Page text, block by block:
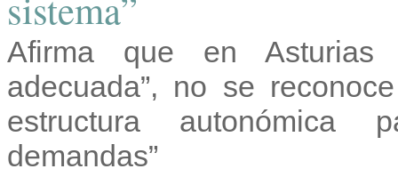
Afirma que en Asturias
adecuada”, no se
estructura autonómica
demandas”